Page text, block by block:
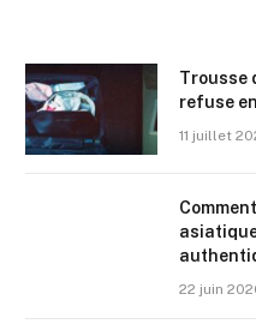
Trousse
refuse
11 juillet
22 juin